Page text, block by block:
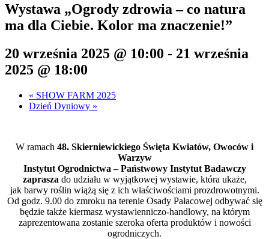
Wystawa „Ogrody zdrowia – co natura
ma dla Ciebie. Kolor ma znaczenie!”
20 września 2025 @ 10:00 - 21 września
2025 @ 18:00
« SHOW FARM 2025
Dzień Dyniowy »
W ramach 48. Skierniewickiego Święta Kwiatów, Owoców i
Warzyw
Instytut Ogrodnictwa – Państwowy Instytut Badawczy
zaprasza do udziału w wyjątkowej wystawie, która ukaże,
jak barwy roślin wiążą się z ich właściwościami prozdrowotnymi.
Od godz. 9.00 do zmroku na terenie Osady Pałacowej odbywać się
będzie także kiermasz wystawienniczo-handlowy, na którym
zaprezentowana zostanie szeroka oferta produktów i nowości
ogrodniczych.